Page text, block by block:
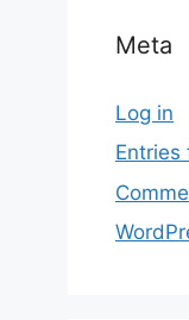
Meta
Log in
Entries